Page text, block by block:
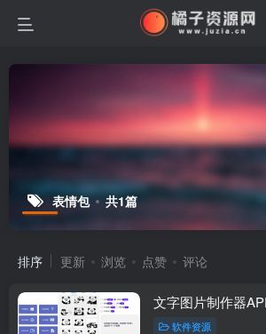
表情包 共1篇
排序 更新 浏览 点赞 评论
文字图片制作器
软件资源